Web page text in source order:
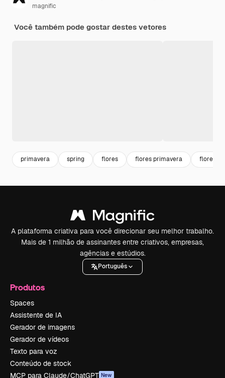
magnific
Você também pode gostar destes vetores
primavera spring flores flores primavera flores
A plataforma criativa para você direcionar seu melhor trabalho.
Mais de 1 milhão de assinantes entre criativos, empresas,
agências e estúdios.
Português
Produtos
Spaces
Assistente de IA
Gerador de imagens
Gerador de vídeos
Texto para voz
Conteúdo de stock
MCP para Claude/ChatGPT New